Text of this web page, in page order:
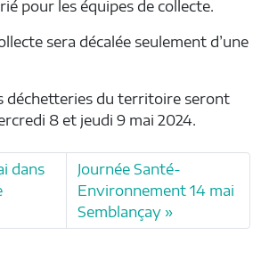
pour les équipes de collecte.
sera décalée seulement d’une
déchetteries du territoire seront
8 et jeudi 9 mai 2024.
dans
Journée Santé-
Environnement 14 mai
Semblançay